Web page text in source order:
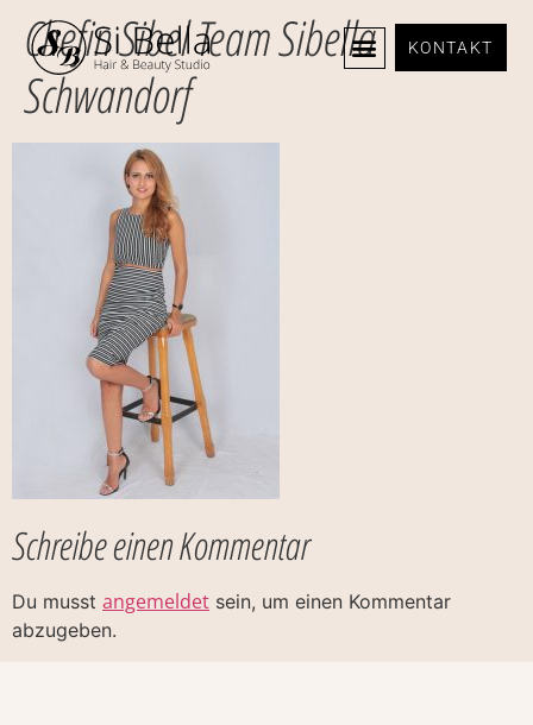
KONTAKT
Chefin Sibel Team Sibella
Schwandorf
Schreibe einen Kommentar
Du musst angemeldet sein, um einen Kommentar
abzugeben.